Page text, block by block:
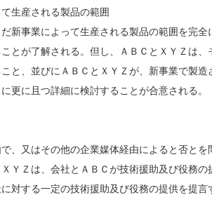
生産される製品の範囲
新事業によって生産される製品の範囲を完
とが了解される。但し、ＡＢＣとＸＹＺは
と、並びにＡＢＣとＸＹＺが、新事業で製
更に且つ詳細に検討することが合意される。
、又はその他の企業媒体経由によると否と
ＹＺは、会社とＡＢＣが技術援助及び役務
対する一定の技術援助及び役務の提供を提言